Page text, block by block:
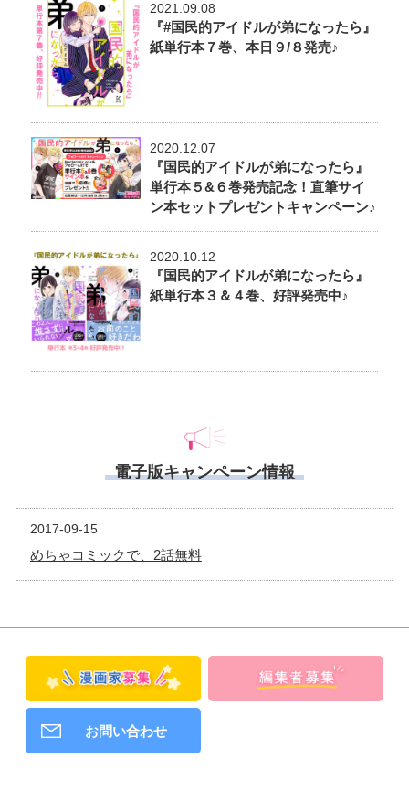
2021.09.08
『#国民的アイドルが弟になったら』
紙単行本７巻、本日９/８発売♪
2020.12.07
『国民的アイドルが弟になったら』
単行本５&６巻発売記念！直筆サイ
ン本セットプレゼントキャンペーン♪
2020.10.12
『国民的アイドルが弟になったら』
紙単行本３＆４巻、好評発売中♪
電子版キャンペーン情報
2017-09-15
めちゃコミックで、2話無料
お問い合わせ